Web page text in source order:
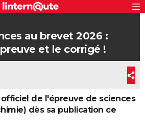
au brevet 2026 :
et le corrigé !
de l'épreuve de sciences
dès sa publication ce